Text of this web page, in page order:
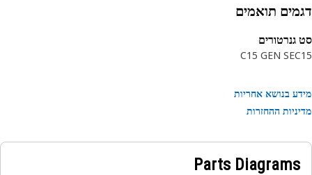
תואמים
C15 GEN SE
בנושא אחריות
ההחזרות
Parts Diagrams